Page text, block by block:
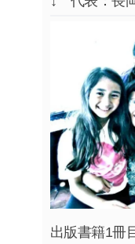
出版書籍1冊